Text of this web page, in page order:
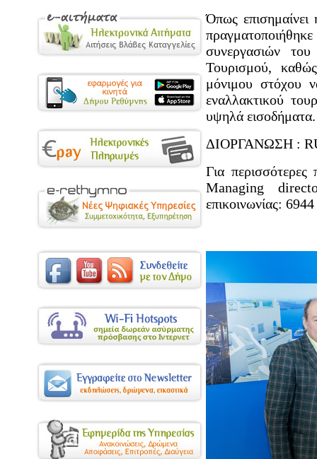
Όπως
συνεργασιών
Τουρισμού,
μόνιμου στόχου
εναλλακτικού
υψηλά εισοδήματα.
ΔΙΟΡΓΑΝΩΣΗ :
Για
Μanaging
επικοινωνίας: